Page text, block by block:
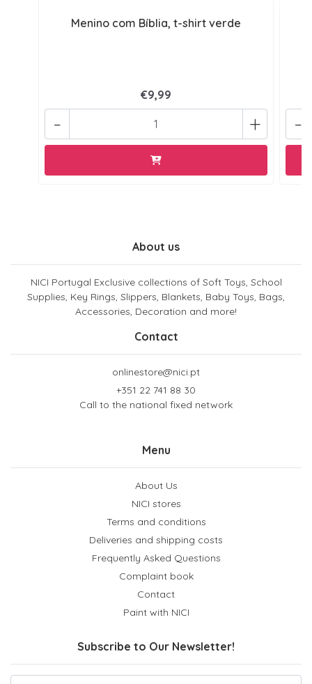
Menino com Bíblia, t-shirt verde
€9,99
+
- -
About us
NICI Portugal Exclusive collections of Soft Toys, School
Supplies, Key Rings, Slippers, Blankets, Baby Toys, Bags,
Accessories, Decoration and more!
Contact
onlinestore@nici.pt
+351 22 741 88 30
Call to the national fixed network
Menu
About Us
NICI stores
Terms and conditions
Deliveries and shipping costs
Frequently Asked Questions
Complaint book
Contact
Paint with NICI
Subscribe to Our Newsletter!